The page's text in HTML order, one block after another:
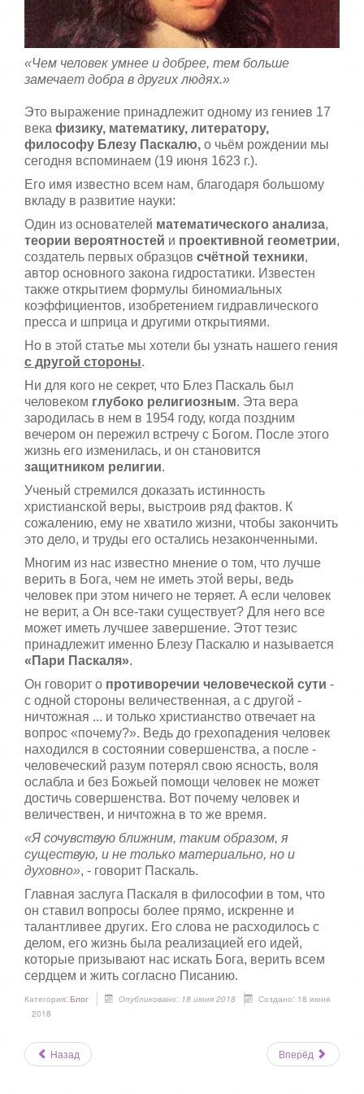
/о
ц
е
н
и
е
«Чем человек умнее и добрее, тем больше
замечает добра в других людях.»
Это выражение принадлежит одному из гениев 17
века физику, математику, литератору,
философу Блезу Паскалю, о чьём рождении мы
сегодня вспоминаем (19 июня 1623 г.).
Его имя известно всем нам, благодаря большому
вкладу в развитие науки:
Один из основателей математического анализа,
теории вероятностей и проективной геометрии,
создатель первых образцов счётной техники,
автор основного закона гидростатики. Известен
также открытием формулы биномиальных
коэффициентов, изобретением гидравлического
пресса и шприца и другими открытиями.
Но в этой статье мы хотели бы узнать нашего гения
с другой стороны.
Ни для кого не секрет, что Блез Паскаль был
человеком глубоко религиозным. Эта вера
зародилась в нем в 1954 году, когда поздним
вечером он пережил встречу с Богом. После этого
жизнь его изменилась, и он становится
защитником религии.
Ученый стремился доказать истинность
христианской веры, выстроив ряд фактов. К
сожалению, ему не хватило жизни, чтобы закончить
это дело, и труды его остались незаконченными.
Многим из нас известно мнение о том, что лучше
верить в Бога, чем не иметь этой веры, ведь
человек при этом ничего не теряет. А если человек
не верит, а Он все-таки существует? Для него все
может иметь лучшее завершение. Этот тезис
принадлежит именно Блезу Паскалю и называется
«Пари Паскаля».
Он говорит о противоречии человеческой сути -
с одной стороны величественная, а с другой -
ничтожная ... и только христианство отвечает на
вопрос «почему?». Ведь до грехопадения человек
находился в состоянии совершенства, а после -
человеческий разум потерял свою ясность, воля
ослабла и без Божьей помощи человек не может
достичь совершенства. Вот почему человек и
величествен, и ничтожна в то же время.
«Я сочувствую ближним, таким образом, я
существую, и не только материально, но и
духовно», - говорит Паскаль.
Главная заслуга Паскаля в философии в том, что
он ставил вопросы более прямо, искренне и
талантливее других. Его слова не расходилось с
делом, его жизнь была реализацией его идей,
которые призывают нас искать Бога, верить всем
сердцем и жить согласно Писанию.
Категория: Блог Опубликовано: 18 июня 2018
Создано: 18 июня
2018
Назад Вперёд